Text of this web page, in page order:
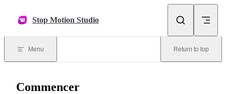
Stop Motion Studio
Menu Return to top
Commencer